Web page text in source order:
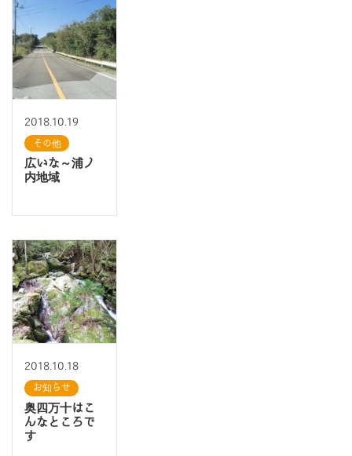
2018.10.19
その他
広いな～浦ノ
内地域
2018.10.18
お知らせ
奥四万十はこ
んなところで
す